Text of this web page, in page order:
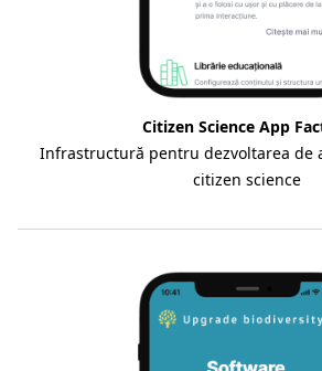
Citizen Science App
Infrastructură pentru dezvoltarea de
citizen science